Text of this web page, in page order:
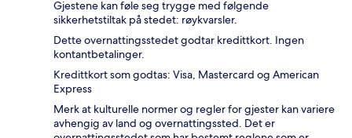
Gjestene kan føle seg trygge med følgende
sikkerhetstiltak på stedet: røykvarsler.
Dette overnattingsstedet godtar kredittkort. Ingen
kontantbetalinger.
Kredittkort som godtas: Visa, Mastercard og American
Express
Merk at kulturelle normer og regler for gjester kan variere
avhengig av land og overnattingssted. Det er